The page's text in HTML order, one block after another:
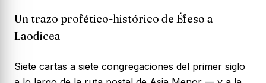
Un trazo profético-histórico de Éfeso a
Laodicea
Siete cartas a siete congregaciones del primer siglo